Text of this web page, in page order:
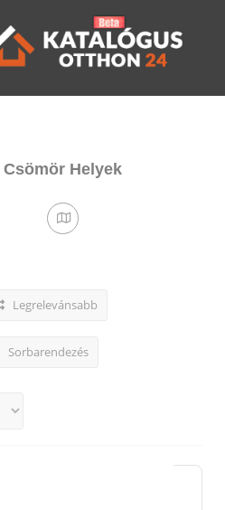
Csömör Helyek
Legrelevánsabb
Sorbarendezés